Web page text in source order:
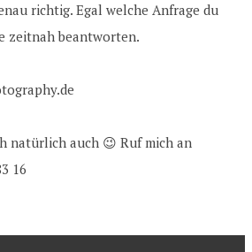
richtig. Egal welche Anfrage du
zeitnah beantworten.
natürlich auch 😉 Ruf mich an
16